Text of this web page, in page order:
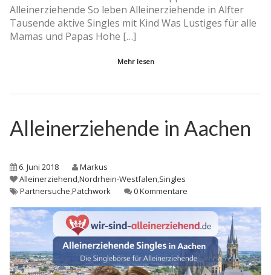
Alleinerziehende So leben Alleinerziehende in Alfter
Tausende aktive Singles mit Kind Was Lustiges für alle
Mamas und Papas Hohe […]
Mehr lesen
Alleinerziehende in Aachen
6. Juni 2018
Markus
Alleinerziehend,Nordrhein-Westfalen,Singles
Partnersuche,Patchwork 0 Kommentare